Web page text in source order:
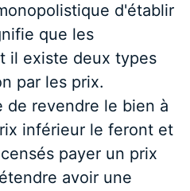
d'établir
que les
il existe deux types
par les prix.
de revendre le bien à
inférieur le feront et
payer un prix
avoir une